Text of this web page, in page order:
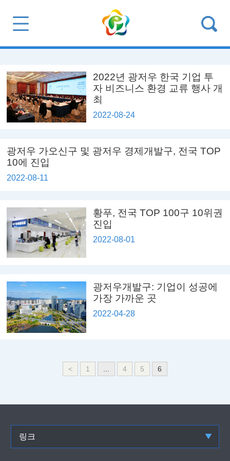
2022년 광저우 한국 기업 투
자 비즈니스 환경 교류 행사 개
최
2022-08-24
광저우 가오신구 및 광저우 경제개발구, 전국 TOP
10에 진입
2022-08-11
황푸, 전국 TOP 100구 10위권
진입
2022-08-01
광저우개발구: 기업이 성공에
가장 가까운 곳
2022-04-28
< 1 ... 4 5 6
링크